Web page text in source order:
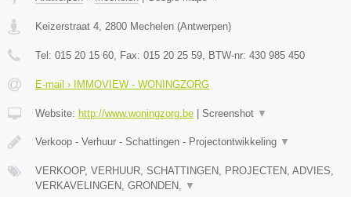
Keizerstraat 4 2800 Mechelen (Antwerpen)
Tel: 015 20 15 60 , Fax: 015 20 25 59 , BTW-nr: 430 985 450
E-mail › IMMOVIEW - WONINGZORG
Website: http://www.woningzorg.be | Screenshot ▼
Verkoop - Verhuur - Schattingen - Projectontwikkeling ▼
VERKOOP, VERHUUR, SCHATTINGEN, PROJECTEN, ADVIES,
VERKAVELINGEN, GRONDEN,
▼